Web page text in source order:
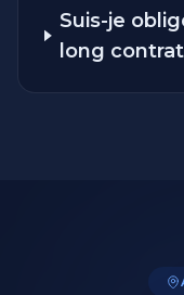
Suis-je
long